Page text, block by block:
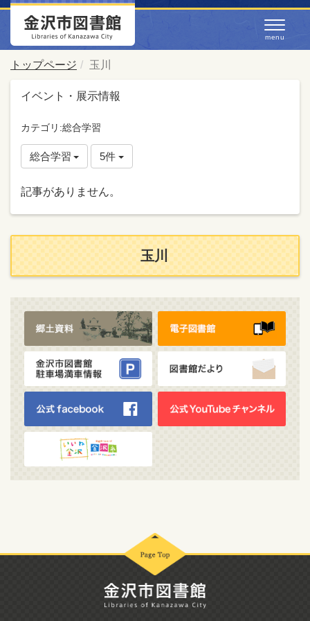
トップページ 玉川
イベント・展示情報
カテゴリ:総合学習
総合学習 5件
記事がありません。
玉川